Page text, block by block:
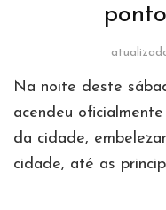
Na noite deste
acendeu
da cidade,
cidade, até as